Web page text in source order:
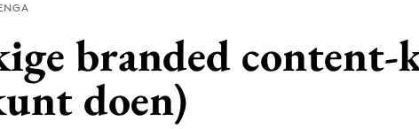
branded content-
doen)